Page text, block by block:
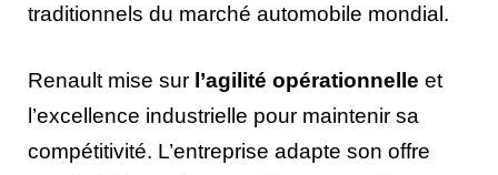
traditionnels du marché automobile mondial.
Renault mise sur l’agilité opérationnelle et
l’excellence industrielle pour maintenir sa
compétitivité. L’entreprise adapte son offre